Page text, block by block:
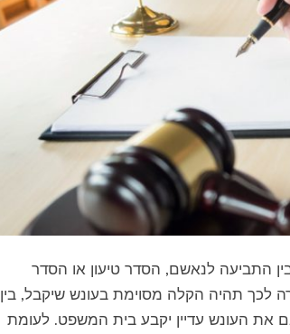
התביעה לנאשם, הסדר טיעון או הסדר
לכך תהיה הקלה מסוימת בעונש שיקבל, בין
את העונש עדיין יקבע בית המשפט. לעומת